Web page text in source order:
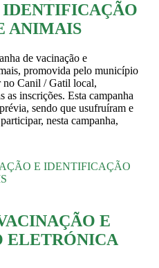
ANIMAIS
de vacinação e
promovida pelo município
no Canil / Gatil local,
as inscrições. Esta campanha
sendo que usufruíram e
nesta campanha,
E
ELETRÓNICA